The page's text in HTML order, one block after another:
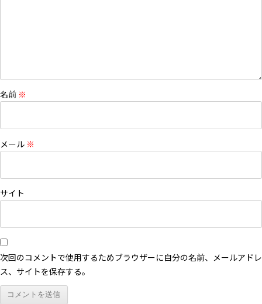
名前 ※
メール ※
サイト
次回のコメントで使用するためブラウザーに自分の名前、メールアドレ
ス、サイトを保存する。